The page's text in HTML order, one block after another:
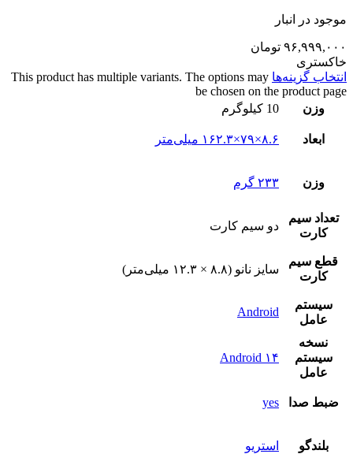
موجود در انبار
۹۶,۹۹۹,۰۰۰ تومان
خاکستری
انتخاب گزینه‌ها This product has multiple variants. The options may
be chosen on the product page
وزن
10 کیلوگرم
ابعاد ۸.۶×۷۹×۱۶۲.۳ میلی‌متر
وزن ۲۳۳ گرم
تعداد سيم
کارت
دو سيم کارت
قطع سيم
کارت
سایز نانو (۸.۸ × ۱۲.۳ میلی‌متر)
سيستم
عامل
Android
نسخه
سيستم
عامل
Android ۱۴
ضبط صدا yes
بلندگو استريو